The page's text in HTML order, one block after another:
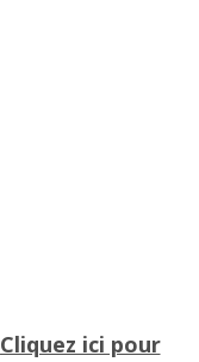
Cliquez ici pour